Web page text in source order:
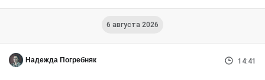
6 августа 2026
Надежда Погребняк 14:41